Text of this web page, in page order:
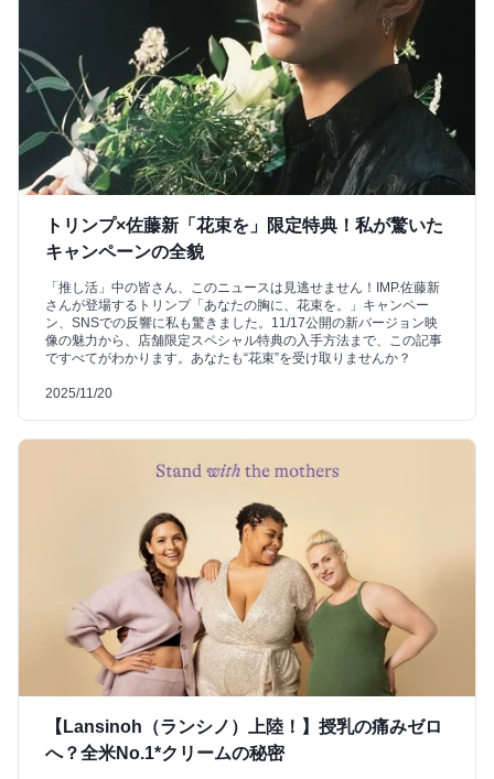
トリンプ×佐藤新「花束を」限定特典！私が驚いた
キャンペーンの全貌
「推し活」中の皆さん、このニュースは見逃せません！IMP.佐藤新
さんが登場するトリンプ「あなたの胸に、花束を。」キャンペー
ン、SNSでの反響に私も驚きました。11/17公開の新バージョン映
像の魅力から、店舗限定スペシャル特典の入手方法まで、この記事
ですべてがわかります。あなたも“花束”を受け取りませんか？
2025/11/20
【Lansinoh（ランシノ）上陸！】授乳の痛みゼロ
へ？全米No.1*クリームの秘密